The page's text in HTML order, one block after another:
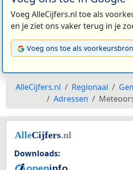
Voeg AlleCijfers.nl toe als
en je ziet ons vaker terug in je
Voeg ons toe als voorkeursbron
AlleCijfers.nl Regionaal
Adressen
Downloads: